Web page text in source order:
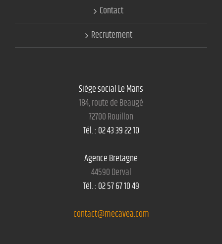
Contact
Recrutement
Siège social Le Mans
184, route de Beaugé
72700 Rouillon
Tél. : 02 43 39 22 10
Agence Bretagne
44590 Derval
Tél. : 02 57 67 10 49
contact@mecavea.com